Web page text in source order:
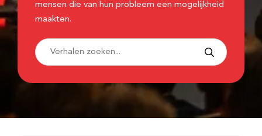
mensen die van hun probleem een mogelijkheid
maakten.